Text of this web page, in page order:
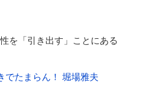
を「引き出す」ことにある
でたまらん！ 堀場雅夫